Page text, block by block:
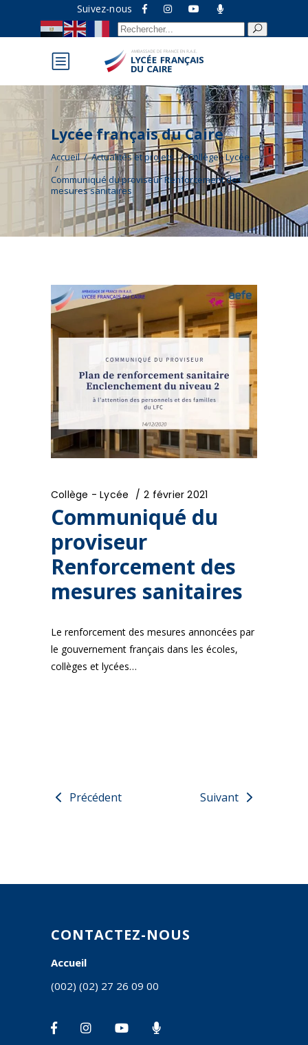
Suivez-nous
Recherche
pour :
Lycée français du Caire
Accueil/Actualités et projets/Collège - Lycée
/
Communiqué du proviseur Renforcement des
mesures sanitaires
Collège - Lycée 2 février 2021
Communiqué du
proviseur
Renforcement des
mesures sanitaires
Le renforcement des mesures annoncées par
le gouvernement français dans les écoles,
collèges et lycées…
Précédent Suivant
CONTACTEZ-NOUS
Accueil
(002) (02) 27 26 09 00